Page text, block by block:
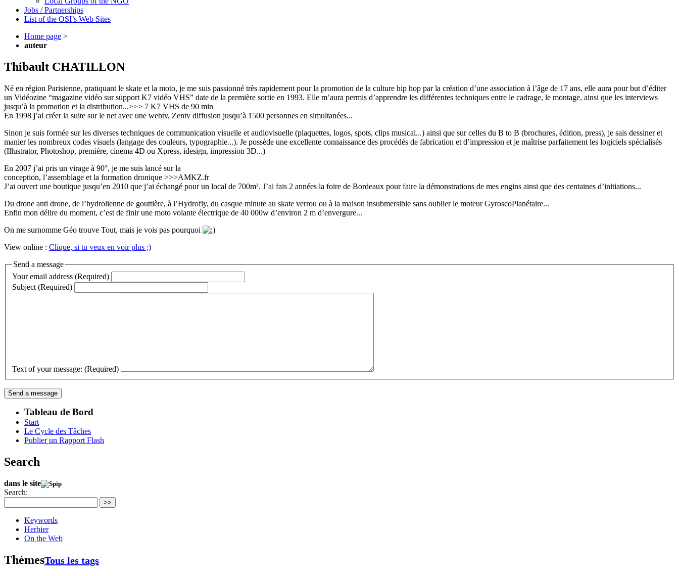
Jobs / Partnerships
List of the OSI’s Web Sites
Home page >
auteur
Thibault CHATILLON
Né en région Parisienne, pratiquant le skate et la moto, je me suis passionné très rapidement pour la promotion de la culture hip hop par la création d’une association à l’âge de 17 ans, elle aura pour but d’éditer
un Vidéozine “magazine vidéo sur support K7 vidéo VHS” date de la première sortie en 1993. Elle m’aura permis d’apprendre les différentes techniques entre le cadrage, le montage, ainsi que les interviews
jusqu’à la promotion et la distribution...>>> 7 K7 VHS de 90 min
En 1998 j’ai créer la suite sur le net avec une webtv, Zentv diffusion jusqu’à 1500 personnes en simultanées...
Sinon je suis formée sur les diverses techniques de communication visuelle et audiovisuelle (plaquettes, logos, spots, clips musical...) ainsi que sur celles du B to B (brochures, édition, press), je sais dessiner et
manier les nombreux codes visuels (langage des couleurs, typographie...). Je possède une excellente connaissance des procédés de fabrication et d’impression et je maîtrise parfaitement les logiciels spécialisés
(Illustrator, Photoshop, première, cinema 4D ou Xpress, idesign, impression 3D...)
En 2007 j’ai pris un virage à 90°, je me suis lancé sur la
conception, l’assemblage et la formation dronique >>>AMKZ.fr
J’ai ouvert une boutique jusqu’en 2010 que j’ai échangé pour un local de 700m². J’ai fais 2 années la foire de Bordeaux pour faire la démonstrations de mes engins ainsi que des centaines d’initiations...
Du drone anti drone, de l’hydrolienne de gouttière, à l’Hydrofly, du casque minute au skate verrou ou à la maison insubmersible sans oublier le moteur GyroscoPlanétaire...
Enfin mon délire du moment, c’est de finir une moto volante électrique de 40 000w d’environ 2 m d’envergure...
On me surnomme Géo trouve Tout, mais je vois pas pourquoi
View online : Clique, si tu veux en voir plus ;)
Send a message
Your email address (Required)
Subject (Required)
Text of your message: (Required)
Tableau de Bord
Start
Le Cycle des Tâches
Publier un Rapport Flash
Search
dans le site
Search:
>>
Keywords
Herbier
On the Web
ThèmesTous les tags